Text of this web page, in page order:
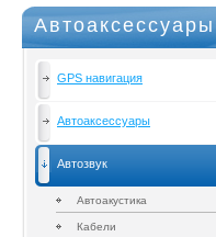
Автоаксессуары
GPS навигация
Автоаксессуары
Автозвук
Автоакустика
Кабели